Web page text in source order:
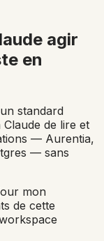
agir
en
standard
de lire et
— Aurentia,
— sans
mon
de cette